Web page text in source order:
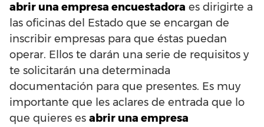
abrir una empresa encuestadora es dirigirte a
las oficinas del Estado que se encargan de
inscribir empresas para que éstas puedan
operar. Ellos te darán una serie de requisitos y
te solicitarán una determinada
documentación para que presentes. Es muy
importante que les aclares de entrada que lo
que quieres es abrir una empresa